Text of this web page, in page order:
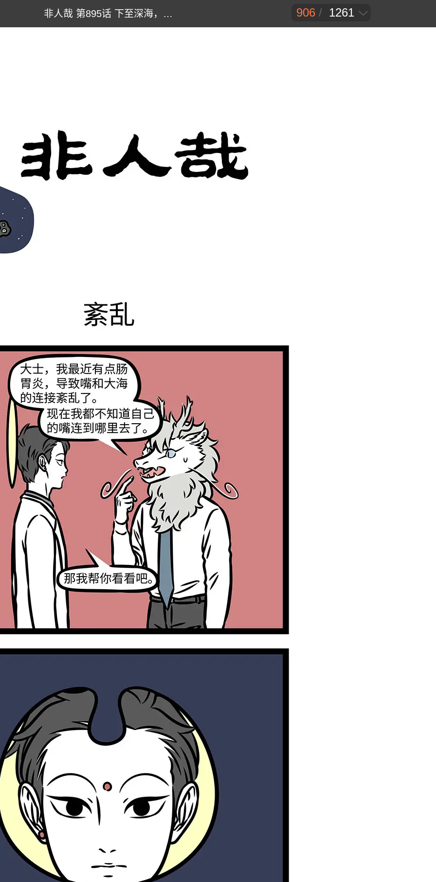
非人哉 第895话 下至深海，上通宇宙。 906/ 1261